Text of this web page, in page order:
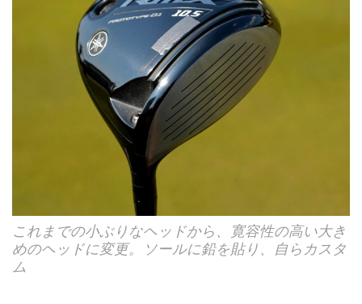
これまでの小ぶりなヘッドから、寛容性の高い大き
めのヘッドに変更。ソールに鉛を貼り、自らカスタ
ム